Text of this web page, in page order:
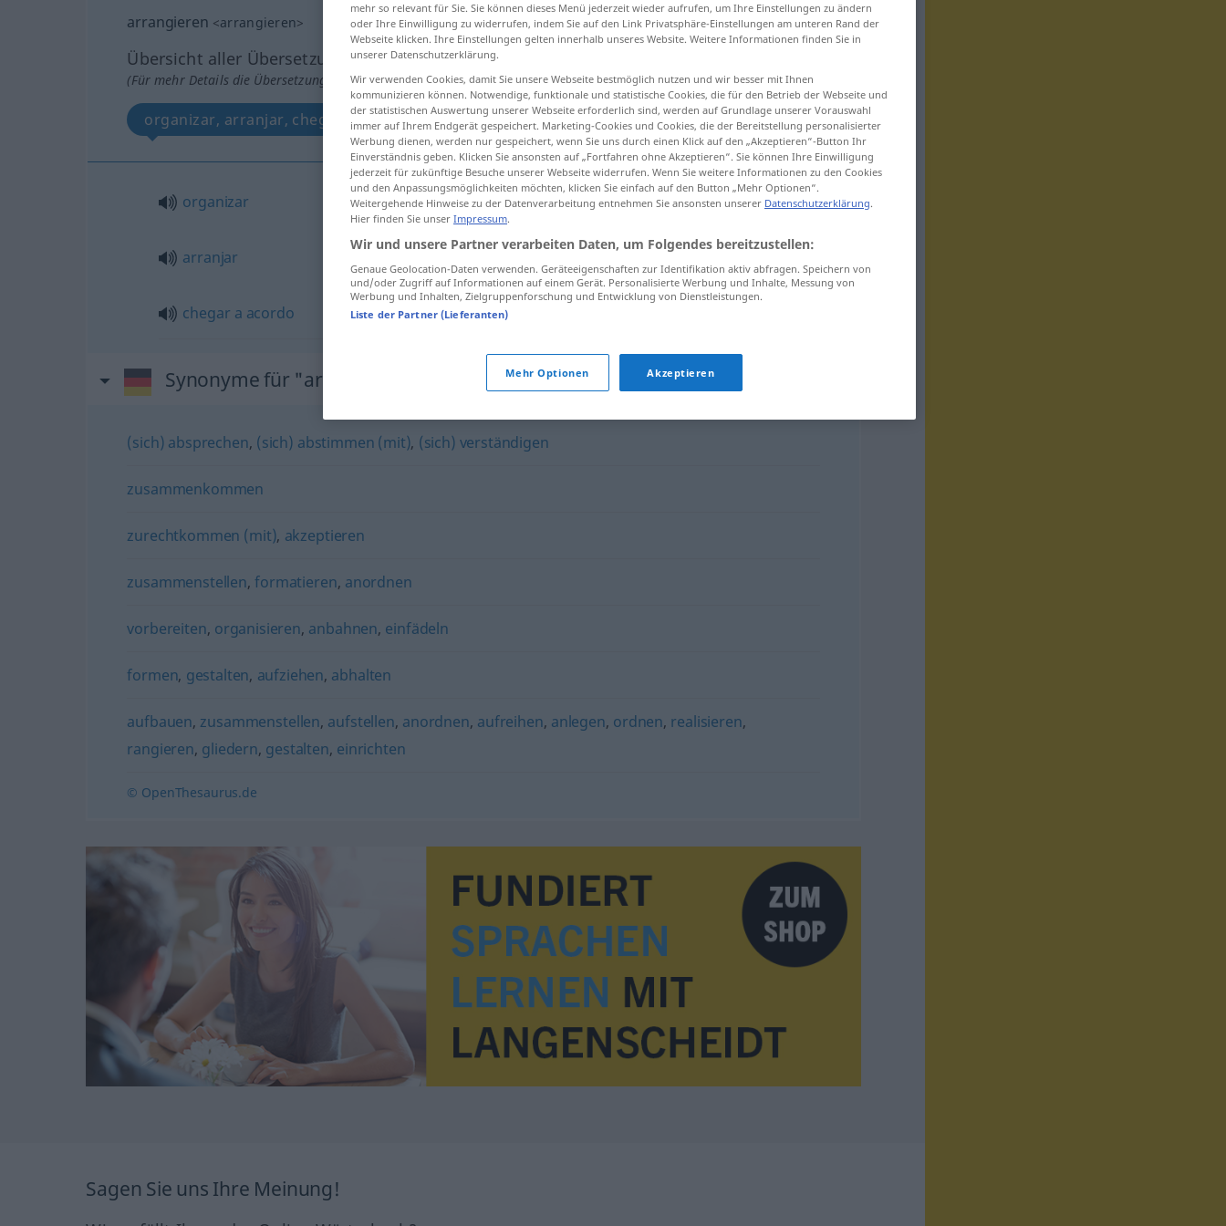
arrangieren <arrangieren>
Übersicht aller Übersetzungen
(Für mehr Details die Übersetzung anklicken/antippen)
organizar, arranjar, chegar a acordo
organizar arrangieren
arranjar arrangieren
chegar a acordo
Synonyme für "arrangieren"
(sich) absprechen, (sich) abstimmen (mit), (sich) verständigen
zusammenkommen
zurechtkommen (mit), akzeptieren
zusammenstellen,formatieren, anordnen
vorbereiten, organisieren, anbahnen, einfädeln
formen, gestalten, aufziehen, abhalten
aufbauen, zusammenstellen, aufstellen, anordnen, aufreihen, anlegen, ordnen, realisieren,
rangieren, gliedern, gestalten, einrichten
© OpenThesaurus.de
Sagen Sie uns Ihre Meinung!
mehr so relevant für Sie. Sie können dieses Menü jederzeit wieder aufrufen, um Ihre Einstellungen zu ändern
oder Ihre Einwilligung zu widerrufen, indem Sie auf den Link Privatsphäre-Einstellungen am unteren Rand der
Webseite klicken. Ihre Einstellungen gelten innerhalb unseres Website. Weitere Informationen finden Sie in
unserer Datenschutzerklärung.
Wir verwenden Cookies, damit Sie unsere Webseite bestmöglich nutzen und wir besser mit Ihnen
kommunizieren können. Notwendige, funktionale und statistische Cookies, die für den Betrieb der Webseite und
der statistischen Auswertung unserer Webseite erforderlich sind, werden auf Grundlage unserer Vorauswahl
immer auf Ihrem Endgerät gespeichert. Marketing-Cookies und Cookies, die der Bereitstellung personalisierter
Werbung dienen, werden nur gespeichert, wenn Sie uns durch einen Klick auf den „Akzeptieren“-Button Ihr
Einverständnis geben. Klicken Sie ansonsten auf „Fortfahren ohne Akzeptieren“. Sie können Ihre Einwilligung
jederzeit für zukünftige Besuche unserer Webseite widerrufen. Wenn Sie weitere Informationen zu den Cookies
und den Anpassungsmöglichkeiten möchten, klicken Sie einfach auf den Button „Mehr Optionen“.
Weitergehende Hinweise zu der Datenverarbeitung entnehmen Sie ansonsten unserer Datenschutzerklärung.
Hier finden Sie unser Impressum.
Wir und unsere Partner verarbeiten Daten, um Folgendes bereitzustellen:
Genaue Geolocation-Daten verwenden. Geräteeigenschaften zur Identifikation aktiv abfragen. Speichern von
und/oder Zugriff auf Informationen auf einem Gerät. Personalisierte Werbung und Inhalte, Messung von
Werbung und Inhalten, Zielgruppenforschung und Entwicklung von Dienstleistungen.
Liste der Partner (Lieferanten)
Mehr Optionen Akzeptieren